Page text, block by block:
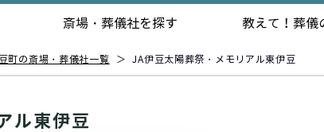
斎場・葬儀社を探す 教えて！ 葬儀
町の斎場・葬儀社一覧 ＞ JA伊豆太陽葬祭・メモリアル東伊豆
ル東伊豆